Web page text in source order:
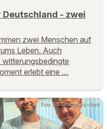
- zwei
zwei Menschen auf
Leben. Auch
witterungsbedingte
erlebt eine …
Foto: ILS Oberpfalz-Nord